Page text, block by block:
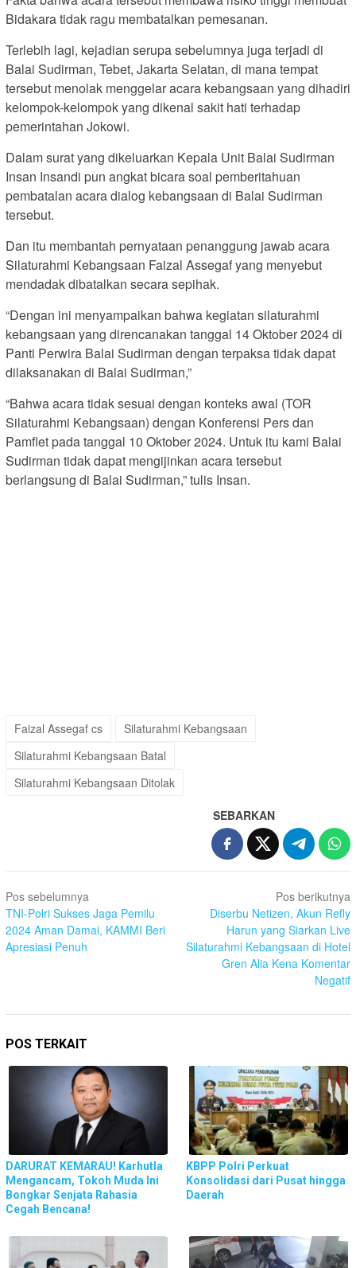
Bidakara tidak ragu membatalkan pemesanan.
Terlebih lagi, kejadian serupa sebelumnya juga terjadi di
Balai Sudirman, Tebet, Jakarta Selatan, di mana tempat
tersebut menolak menggelar acara kebangsaan yang dihadiri
kelompok-kelompok yang dikenal sakit hati terhadap
pemerintahan Jokowi.
Dalam surat yang dikeluarkan Kepala Unit Balai Sudirman
Insan Insandi pun angkat bicara soal pemberitahuan
pembatalan acara dialog kebangsaan di Balai Sudirman
tersebut.
Dan itu membantah pernyataan penanggung jawab acara
Silaturahmi Kebangsaan Faizal Assegaf yang menyebut
mendadak dibatalkan secara sepihak.
“Dengan ini menyampaikan bahwa kegiatan silaturahmi
kebangsaan yang direncanakan tanggal 14 Oktober 2024 di
Panti Perwira Balai Sudirman dengan terpaksa tidak dapat
dilaksanakan di Balai Sudirman,”
“Bahwa acara tidak sesuai dengan konteks awal (TOR
Silaturahmi Kebangsaan) dengan Konferensi Pers dan
Pamflet pada tanggal 10 Oktober 2024. Untuk itu kami Balai
Sudirman tidak dapat mengijinkan acara tersebut
berlangsung di Balai Sudirman,” tulis Insan.
Faizal Assegaf cs
Silaturahmi Kebangsaan
Silaturahmi Kebangsaan Batal
Silaturahmi Kebangsaan Ditolak
SEBARKAN
Navigasi
pos
Pos sebelumnya
TNI-Polri Sukses Jaga Pemilu
2024 Aman Damai, KAMMI Beri
Apresiasi Penuh
Pos berikutnya
Diserbu Netizen, Akun Refly
Harun yang Siarkan Live
Silaturahmi Kebangsaan di Hotel
Gren Alia Kena Komentar
Negatif
POS TERKAIT
DARURAT KEMARAU! Karhutla
Mengancam, Tokoh Muda Ini
Bongkar Senjata Rahasia
Cegah Bencana!
KBPP Polri Perkuat
Konsolidasi dari Pusat hingga
Daerah